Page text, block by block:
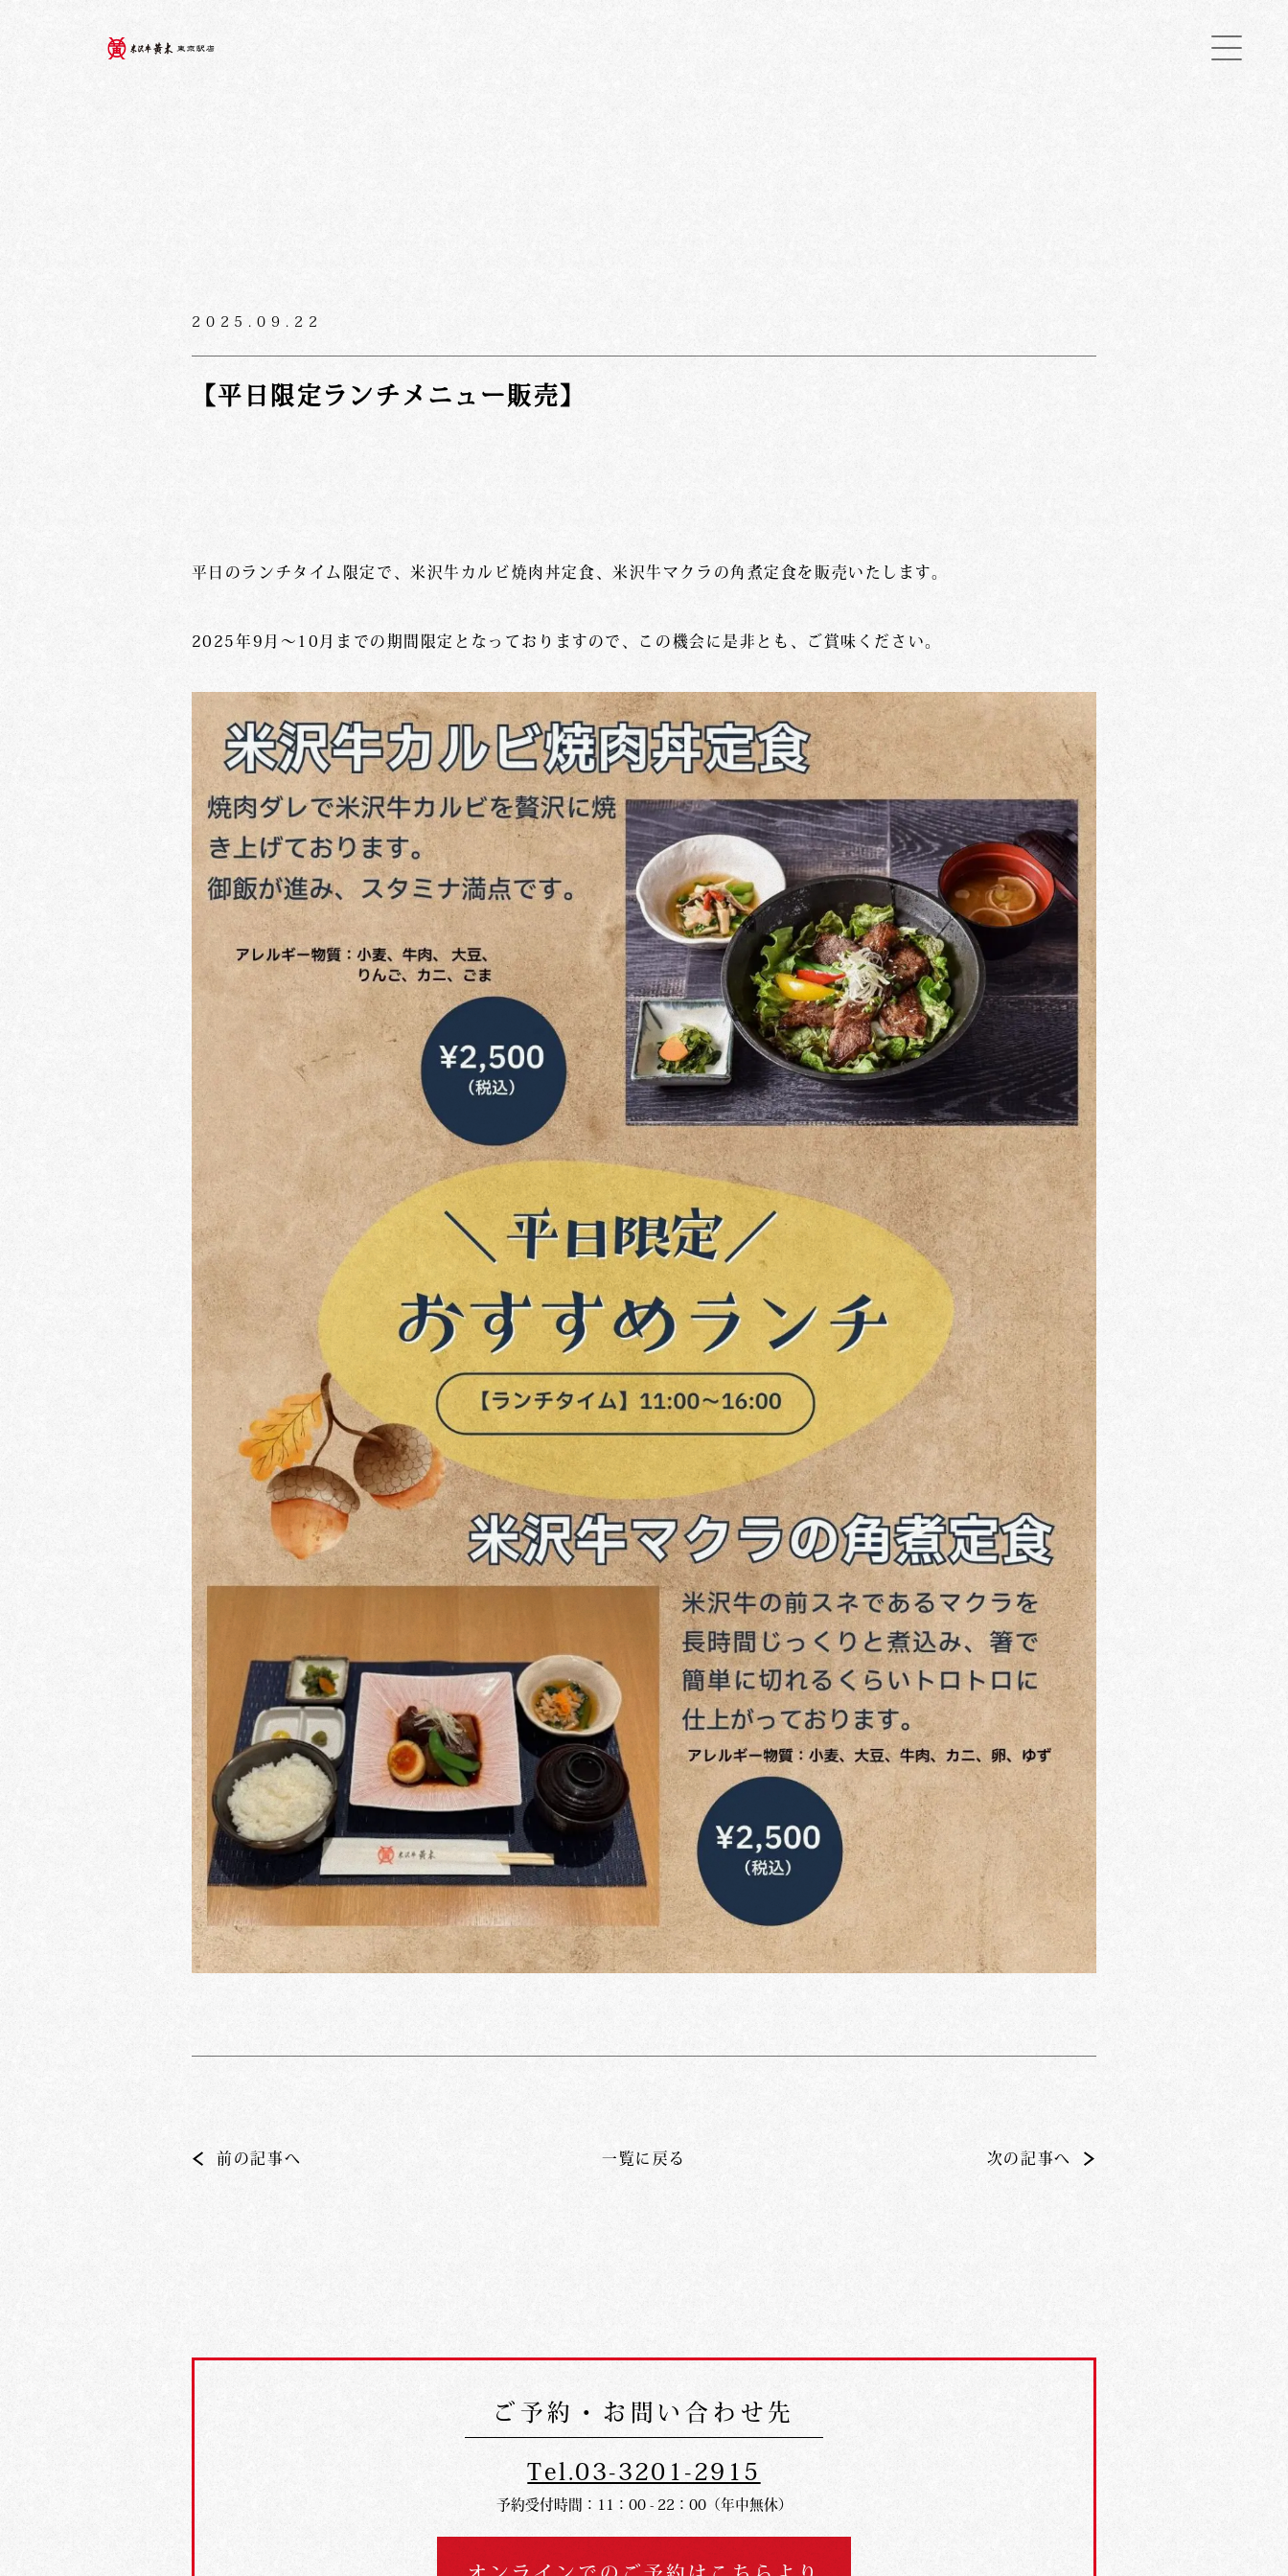
2025.09.22
【平日限定ランチメニュー販売】
平日のランチタイム限定で、米沢牛カルビ焼肉丼定食、米沢牛マクラの角煮定食を販売いたします。
2025年9月〜10月までの期間限定となっておりますので、この機会に是非とも、ご賞味ください。
前の記事へ 一覧に戻る 次の記事へ
ご予約・お問い合わせ先
Tel.03-3201-2915
予約受付時間：11：00 - 22：00（年中無休）
オンラインでの ご予約はこちらより